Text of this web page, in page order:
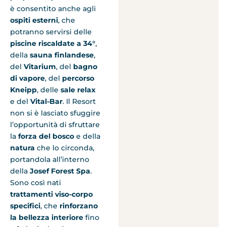
è consentito anche agli
ospiti esterni, che
potranno servirsi delle
piscine riscaldate a 34°,
della sauna finlandese,
del Vitarium, del bagno
di vapore, del percorso
Kneipp, delle sale relax
e del Vital-Bar. Il Resort
non si è lasciato sfuggire
l’opportunità di sfruttare
la forza del bosco e della
natura che lo circonda,
portandola all’interno
della Josef Forest Spa.
Sono così nati
trattamenti viso-corpo
specifici, che rinforzano
la bellezza interiore fino